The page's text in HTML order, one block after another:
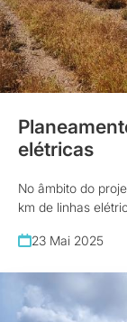
elétricas
No âmbito do
km de linhas
23 Mai 2025